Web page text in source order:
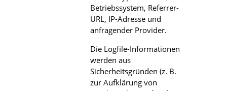
Betriebssystem, Referrer-
URL, IP-Adresse und
anfragender Provider.
Die Logfile-Informationen
werden aus
Sicherheitsgründen (z. B.
zur Aufklärung von